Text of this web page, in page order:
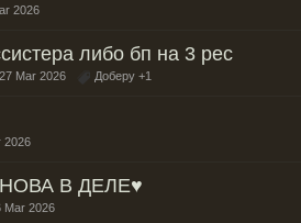
2026
либо бп на 3 рес
27 Mar 2026 Доберу +1
2026
В ДЕЛЕ♥
Mar 2026